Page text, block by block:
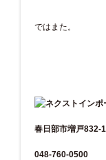
ではまた。
春日部市増戸832-1
048-760-0500